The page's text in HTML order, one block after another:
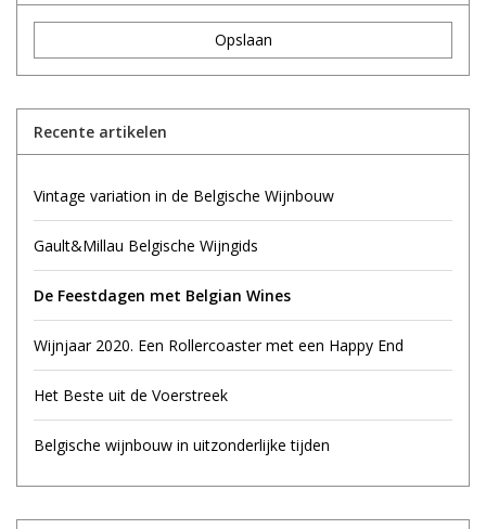
Opslaan
Recente artikelen
Vintage variation in de Belgische Wijnbouw
Gault&Millau Belgische Wijngids
De Feestdagen met Belgian Wines
Wijnjaar 2020. Een Rollercoaster met een Happy End
Het Beste uit de Voerstreek
Belgische wijnbouw in uitzonderlijke tijden